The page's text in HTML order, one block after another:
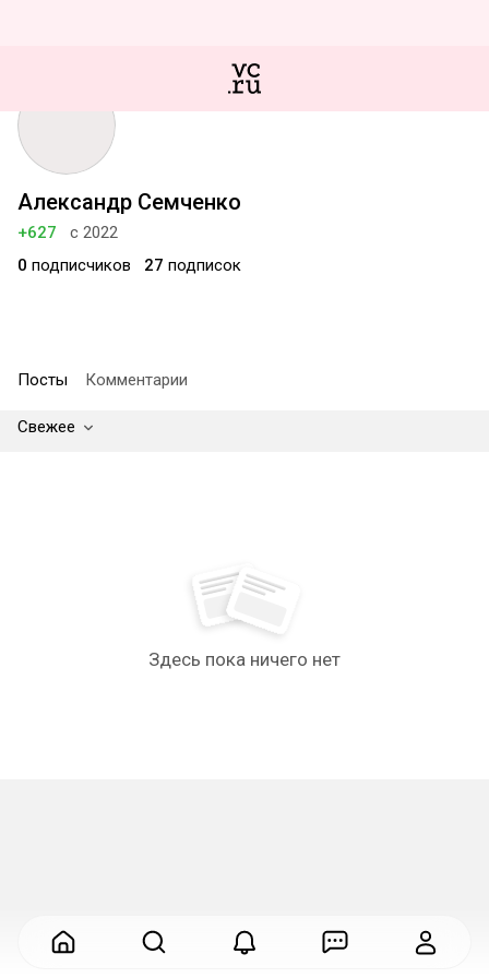
Александр Семченко
+627
с 2022
0 подписчиков 27 подписок
Посты Комментарии
Свежее
Здесь пока ничего нет